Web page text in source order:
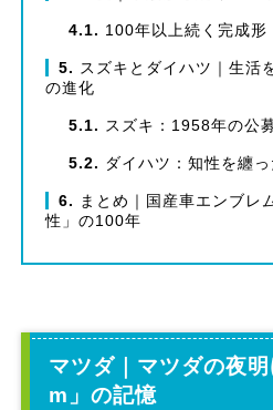
4.1 100年以上続く完成形
5
スズキとダイハツ｜生活
の進化
5.1 スズキ：1958年の公
5.2 ダイハツ：知性を纏っ
6
まとめ｜国産車エンブレ
性」の100年
マツダ｜マツダの夜
m」の記憶